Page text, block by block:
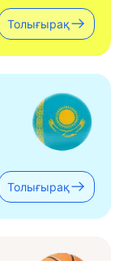
Толығырақ
Толығырақ